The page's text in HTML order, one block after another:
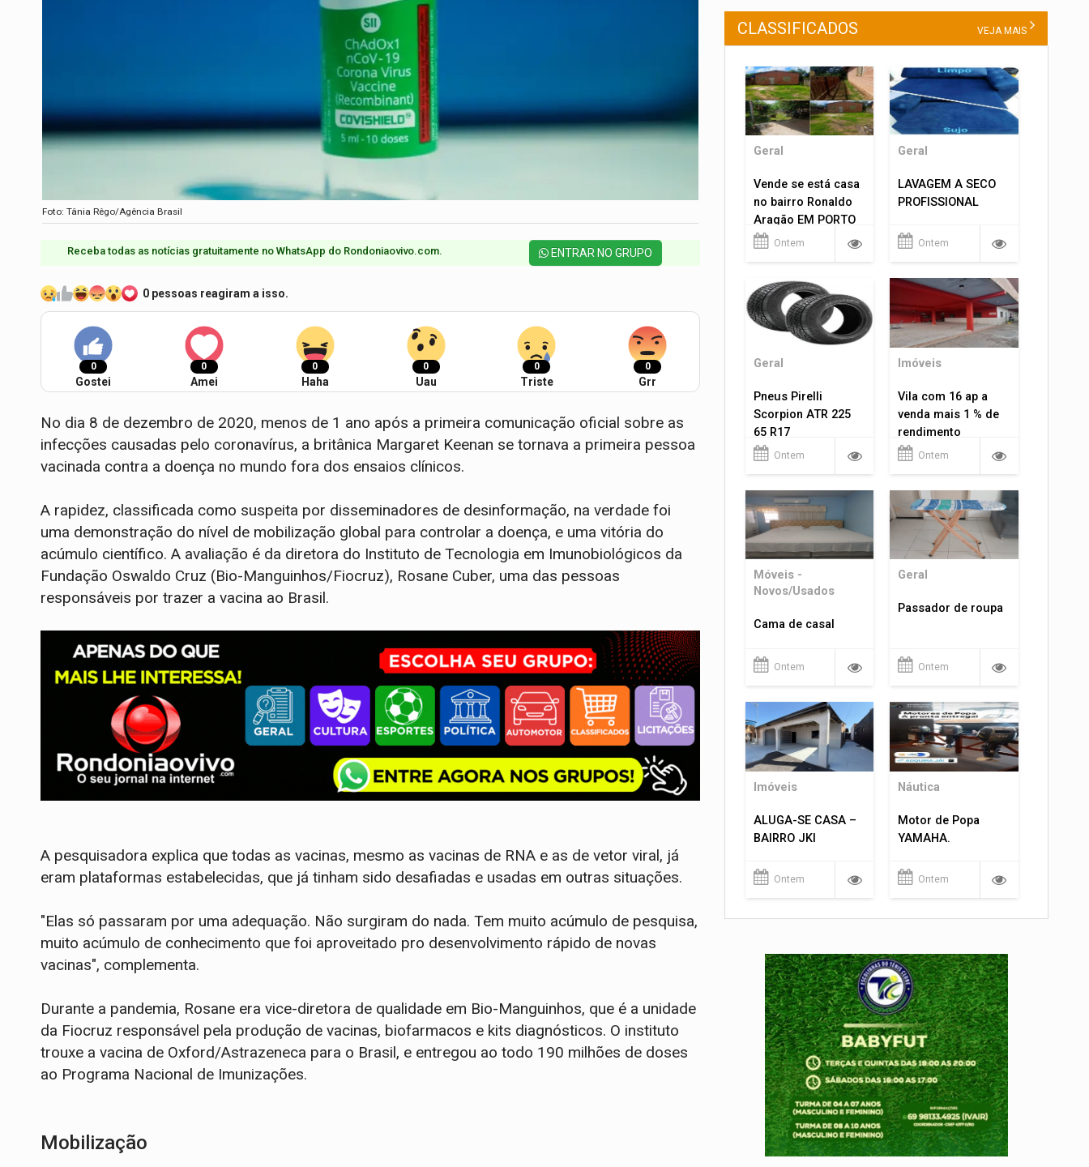
Foto: Tânia Rêgo/Agência Brasil
Receba todas as notícias gratuitamente no WhatsApp do Rondoniaovivo.com.​ ENTRAR NO GRUPO
0 pessoas reagiram a isso.
0
Gostei
0
Amei
0
Haha
0
Uau
0
Triste
0
Grr
No dia 8 de dezembro de 2020, menos de 1 ano após a primeira comunicação oficial sobre as
infecções causadas pelo coronavírus, a britânica Margaret Keenan se tornava a primeira pessoa
vacinada contra a doença no mundo fora dos ensaios clínicos.
A rapidez, classificada como suspeita por disseminadores de desinformação, na verdade foi
uma demonstração do nível de mobilização global para controlar a doença, e uma vitória do
acúmulo científico. A avaliação é da diretora do Instituto de Tecnologia em Imunobiológicos da
Fundação Oswaldo Cruz (Bio-Manguinhos/Fiocruz), Rosane Cuber, uma das pessoas
responsáveis por trazer a vacina ao Brasil.
A pesquisadora explica que todas as vacinas, mesmo as vacinas de RNA e as de vetor viral, já
eram plataformas estabelecidas, que já tinham sido desafiadas e usadas em outras situações.
"Elas só passaram por uma adequação. Não surgiram do nada. Tem muito acúmulo de pesquisa,
muito acúmulo de conhecimento que foi aproveitado pro desenvolvimento rápido de novas
vacinas", complementa.
Durante a pandemia, Rosane era vice-diretora de qualidade em Bio-Manguinhos, que é a unidade
da Fiocruz responsável pela produção de vacinas, biofarmacos e kits diagnósticos. O instituto
trouxe a vacina de Oxford/Astrazeneca para o Brasil, e entregou ao todo 190 milhões de doses
ao Programa Nacional de Imunizações.
Mobilização
CLASSIFICADOS VEJA MAIS
Geral
Vende se está casa
no bairro Ronaldo
Aragão EM PORTO
VELHO RO.
Ontem
Geral
LAVAGEM A SECO
PROFISSIONAL
Ontem
Geral
Pneus Pirelli
Scorpion ATR 225
65 R17
Ontem
Imóveis
Vila com 16 ap a
venda mais 1 % de
rendimento
Ontem
Móveis -
Novos/Usados
Cama de casal
Ontem
Geral
Passador de roupa
Ontem
Imóveis
ALUGA-SE CASA –
BAIRRO JKI
Ontem
Náutica
Motor de Popa
YAMAHA.
Ontem